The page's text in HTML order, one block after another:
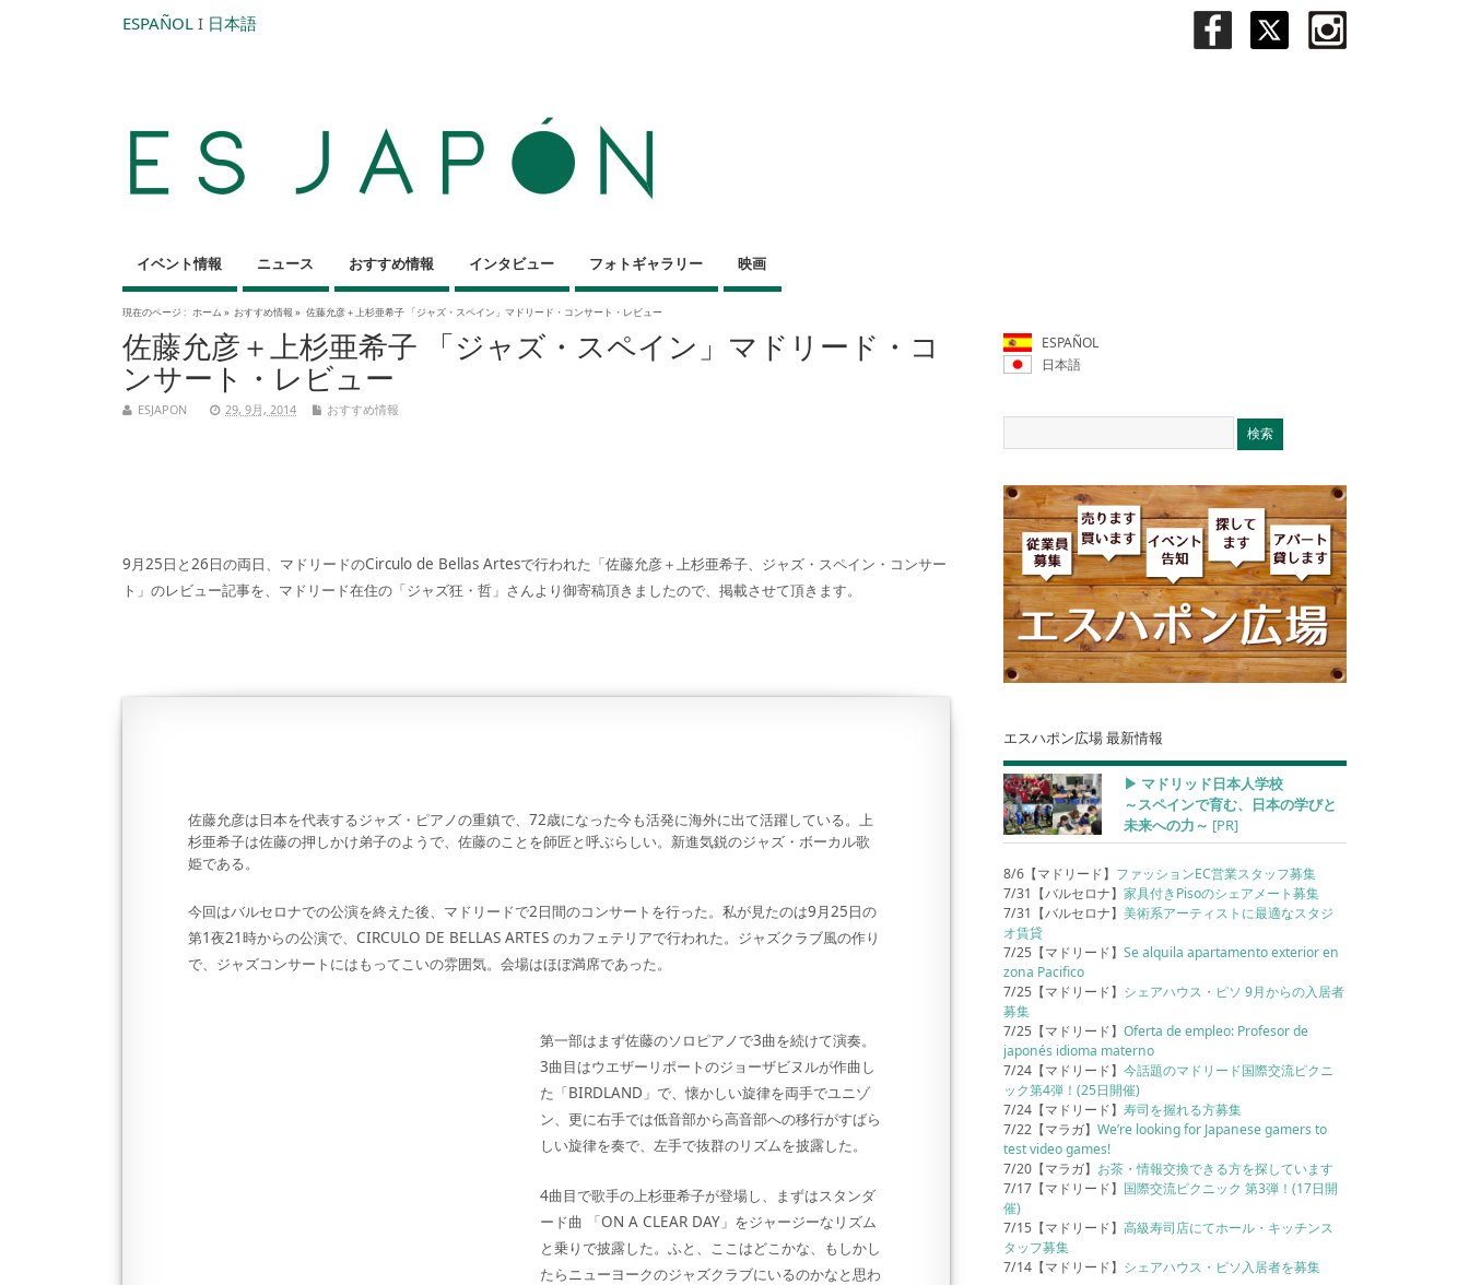
ESPAÑOL I 日本語
イベント情報 ニュース おすすめ情報 インタビュー フォトギャラリー 映画
現在のページ : ホーム » おすすめ情報 » 佐藤允彦＋上杉亜希子 「ジャズ・スペイン」マドリード・コンサート・レビュー
佐藤允彦＋上杉亜希子 「ジャズ・スペイン」マドリード・コ
ンサート・レビュー
ESJAPON 29, 9月, 2014 おすすめ情報
9月25日と26日の両日、マドリードのCirculo de Bellas Artesで行われた「佐藤允彦＋上杉亜希子、ジャズ・スペイン・コンサー
ト」のレビュー記事を、マドリード在住の「ジャズ狂・哲」さんより御寄稿頂きましたので、掲載させて頂きます。
佐藤允彦は日本を代表するジャズ・ピアノの重鎮で、72歳になった今も活発に海外に出て活躍している。上
杉亜希子は佐藤の押しかけ弟子のようで、佐藤のことを師匠と呼ぶらしい。新進気鋭のジャズ・ボーカル歌
姫である。
今回はバルセロナでの公演を終えた後、マドリードで2日間のコンサートを行った。私が見たのは9月25日の
第1夜21時からの公演で、CIRCULO DE BELLAS ARTES のカフェテリアで行われた。ジャズクラブ風の作り
で、ジャズコンサートにはもってこいの雰囲気。会場はほぼ満席であった。
第一部はまず佐藤のソロピアノで3曲を続けて演奏。
3曲目はウエザーリポートのジョーザビヌルが作曲し
た「BIRDLAND」で、懐かしい旋律を両手でユニゾ
ン、更に右手では低音部から高音部への移行がすばら
しい旋律を奏で、左手で抜群のリズムを披露した。
4曲目で歌手の上杉亜希子が登場し、まずはスタンダ
ード曲 「ON A CLEAR DAY」をジャージーなリズム
と乗りで披露した。ふと、ここはどこかな、もしかし
たらニューヨークのジャズクラブにいるのかなと思わ
ESPAÑOL
日本語
エスハポン広場 最新情報
▶︎ マドリッド日本人学校
～スペインで育む、日本の学びと
未来への力～ [PR]
8/6【マドリード】 ファッションEC営業スタッフ募集
7/31【バルセロナ】家具付きPisoのシェアメート募集
7/31【バルセロナ】美術系アーティストに最適なスタジ
オ賃貸
7/25【マドリード】Se alquila apartamento exterior en
zona Pacifico
7/25【マドリード】 シェアハウス・ピソ 9月からの入居者
募集
7/25【マドリード】Oferta de empleo: Profesor de
japonés idioma materno
7/24【マドリード】今話題のマドリード国際交流ピクニ
ック第4弾！(25日開催)
7/24【マドリード】寿司を握れる方募集
7/22【マラガ】We’re looking for Japanese gamers to
test video games!
7/20【マラガ】 お茶・情報交換できる方を探しています
7/17【マドリード】 国際交流ピクニック 第3弾！(17日開
催)
7/15【マドリード】高級寿司店にてホール・キッチンス
タッフ募集
7/14【マドリード】 シェアハウス・ピソ入居者を募集